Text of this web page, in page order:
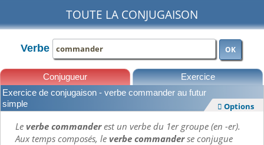
TOUTE LA CONJUGAISON
Verbe OK
Conjugueur Exercice
Exercice de conjugaison - verbe commander au futur
simple
 Options
Leverbe commanderest un verbe du 1er groupe (en -er).
Aux temps composés, leverbe commanderse conjugue